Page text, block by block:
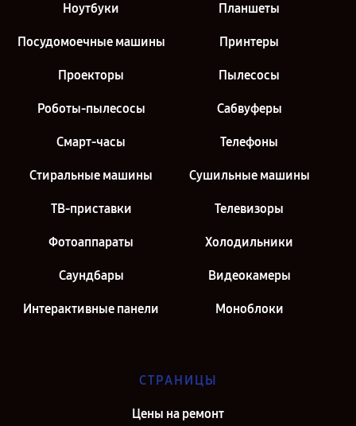
Ноутбуки Планшеты
Посудомоечные машины Принтеры
Проекторы Пылесосы
Роботы-пылесосы Сабвуферы
Смарт-часы Телефоны
Стиральные машины Сушильные машины
ТВ-приставки Телевизоры
Фотоаппараты Холодильники
Саундбары Видеокамеры
Интерактивные панели Моноблоки
СТРАНИЦЫ
Цены на ремонт